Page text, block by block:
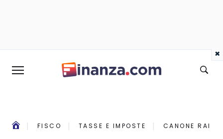
FISCO TASSE E IMPOSTE CANONE RAI E
×